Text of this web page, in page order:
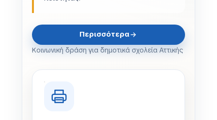
Περισσότερα
Κοινωνική δράση για δημοτικά σχολεία Αττικής